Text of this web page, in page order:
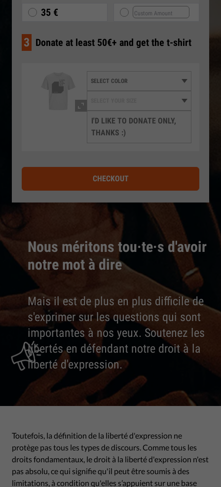
Nous méritons tou·te·s d'avoir
notre mot à dire
Mais il est de plus en plus difficile de
s'exprimer sur les questions qui sont
importantes à nos yeux. Soutenez les
libertés en défendant notre droit à la
liberté d'expression.
35 €
3 Donate at least 50€+ and get the t-shirt
I'D LIKE TO DONATE ONLY,
THANKS :)
CHECKOUT
Toutefois, la définition de la liberté d'expression ne
protège pas tous les types de discours. Comme tous les
droits fondamentaux, le droit à la liberté d'expression n'est
pas absolu, ce qui signifie qu'il peut être soumis à des
limitations , à condition qu'elles s’appuient sur une base